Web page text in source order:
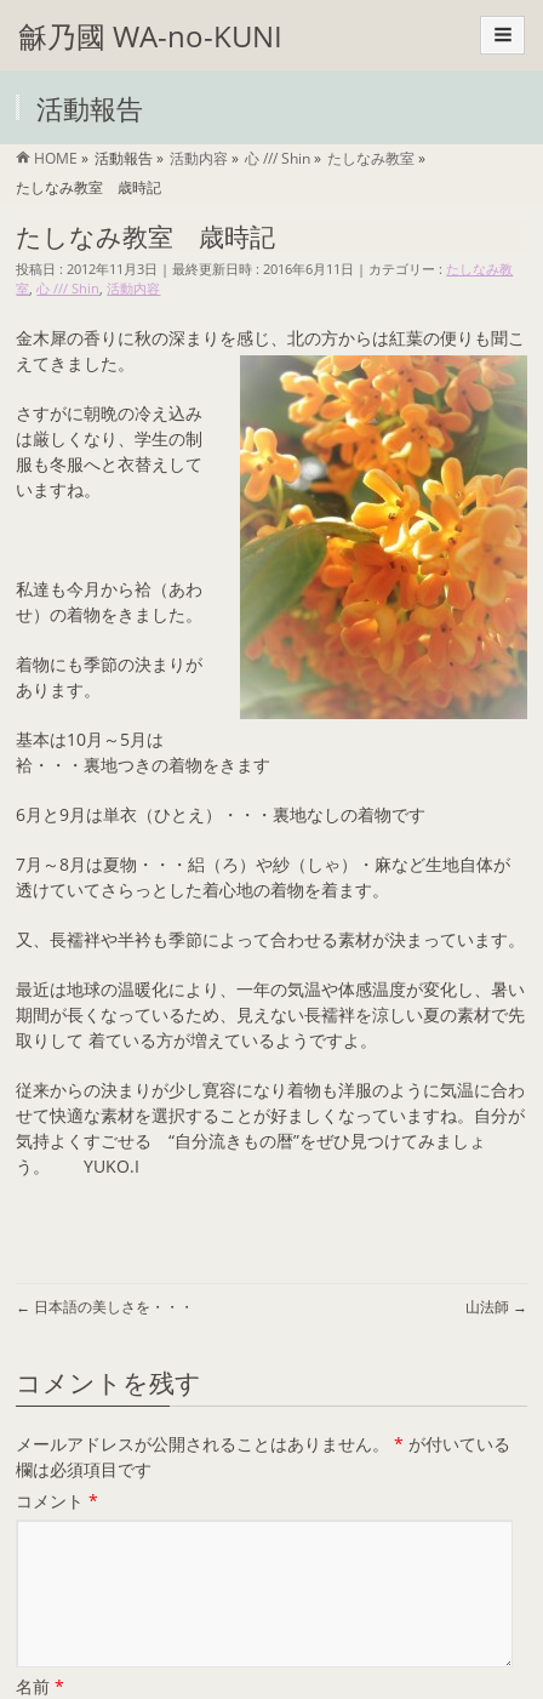
龢乃國 WA-no-KUNI
活動報告
HOME » 活動報告» 活動内容 » 心 /// Shin» たしなみ教室»
たしなみ教室 歳時記
たしなみ教室 歳時記
投稿日 : 2012年11月3日 最終更新日時 : 2016年6月11日 カテゴリー : たしなみ教
室,心 /// Shin,活動内容
金木犀の香りに秋の深まりを感じ、北の方からは紅葉の便りも聞こ
えてきました。
さすがに朝晩の冷え込み
は厳しくなり、学生の制
服も冬服へと衣替えして
いますね。
私達も今月から袷（あわ
せ）の着物をきました。
着物にも季節の決まりが
あります。
基本は10月～5月は
袷・・・裏地つきの着物をきます
6月と9月は単衣（ひとえ）・・・裏地なしの着物です
7月～8月は夏物・・・絽（ろ）や紗（しゃ）・麻など生地自体が
透けていてさらっとした着心地の着物を着ます。
又、長襦袢や半衿も季節によって合わせる素材が決まっています。
最近は地球の温暖化により、一年の気温や体感温度が変化し、暑い
期間が長くなっているため、見えない長襦袢を涼しい夏の素材で先
取りして 着ている方が増えているようですよ。
従来からの決まりが少し寛容になり着物も洋服のように気温に合わ
せて快適な素材を選択することが好ましくなっていますね。自分が
気持よくすごせる “自分流きもの暦”をぜひ見つけてみましょ
う。 YUKO.I
← 日本語の美しさを・・・ 山法師 →
コメントを残す
メールアドレスが公開されることはありません。 * が付いている
欄は必須項目です
コメント*
名前*